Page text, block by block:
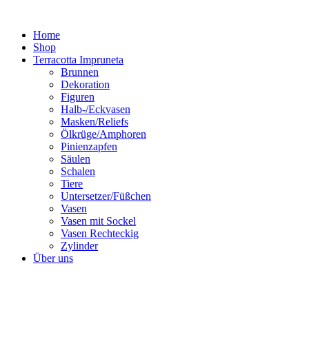
springenHome
Shop
Terracotta Impruneta
Brunnen
Dekoration
Figuren
Halb-/Eckvasen
Masken/Reliefs
Ölkrüge/Amphoren
Pinienzapfen
Säulen
Schalen
Tiere
Untersetzer/Füßchen
Vasen
Vasen mit Sockel
Vasen Rechteckig
Zylinder
Über uns